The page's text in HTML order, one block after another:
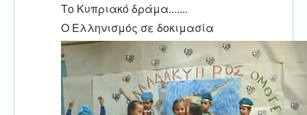
Το Κυπριακό δράμα.......
Ο Ελληνισμός σε δοκιμασία